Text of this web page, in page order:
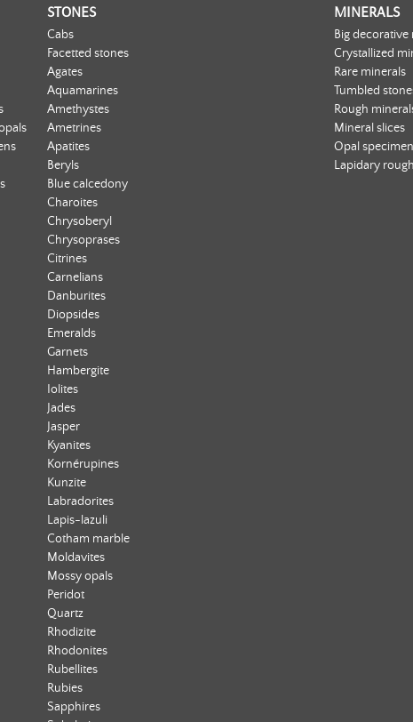
STONES
Cabs
Facetted stones
Agates
Aquamarines
Amethystes
Ametrines
Apatites
Beryls
Blue calcedony
Charoites
Chrysoberyl
Chrysoprases
Citrines
Carnelians
Danburites
Diopsides
Emeralds
Garnets
Hambergite
Iolites
Jades
Jasper
Kyanites
Kornérupines
Kunzite
Labradorites
Lapis-lazuli
Cotham marble
Moldavites
Mossy opals
Peridot
Quartz
Rhodizite
Rhodonites
Rubellites
Rubies
Sapphires
MINERALS
Big decorative
Crystallized
Rare minerals
Tumbled
Rough
Mineral slices
Opal
Lapidary rough